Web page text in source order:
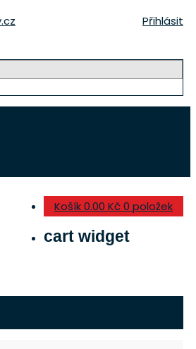
Přihlásit
Košík0.00 Kč0 položek
cart widget